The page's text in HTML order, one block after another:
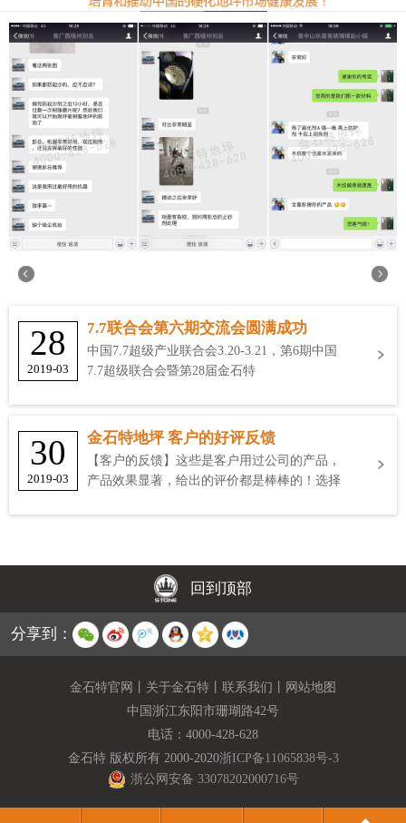
28
2019-03
7.7联合会第六期交流会圆满成功
中国7.7超级产业联合会3.20-3.21，第6期中国
7.7超级联合会暨第28届金石特
30
2019-03
金石特地坪 客户的好评反馈
【客户的反馈】这些是客户用过公司的产品，
产品效果显著，给出的评价都是棒棒的！选择
回到顶部
分享到：
金石特官网 关于金石特 联系我们
网站地图
中国浙江东阳市珊瑚路42号
电话： 4000-428-628
金石特 版权所有 2000-2020浙ICP备11065838号-3
浙公网安备 33078202000716号